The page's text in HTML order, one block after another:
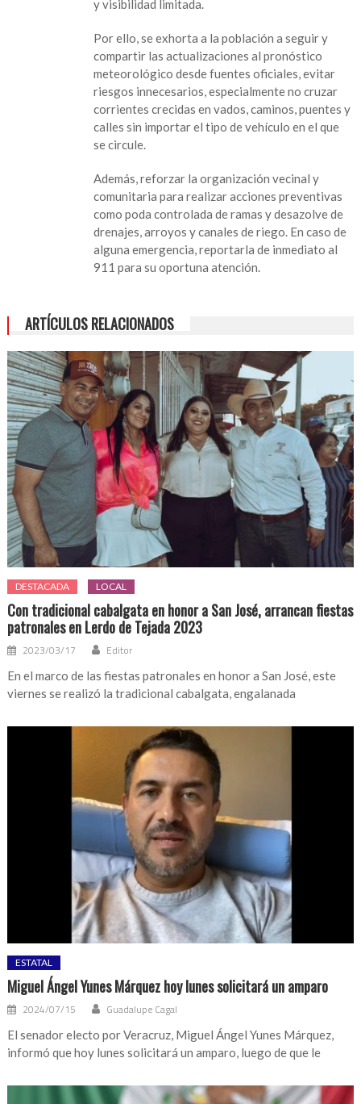
y visibilidad limitada.
Por ello, se exhorta a la población a seguir y
compartir las actualizaciones al pronóstico
meteorológico desde fuentes oficiales, evitar
riesgos innecesarios, especialmente no cruzar
corrientes crecidas en vados, caminos, puentes y
calles sin importar el tipo de vehículo en el que
se circule.
Además, reforzar la organización vecinal y
comunitaria para realizar acciones preventivas
como poda controlada de ramas y desazolve de
drenajes, arroyos y canales de riego. En caso de
alguna emergencia, reportarla de inmediato al
911 para su oportuna atención.
ARTÍCULOS RELACIONADOS
DESTACADA LOCAL
Con tradicional cabalgata en honor a San José, arrancan fiestas
patronales en Lerdo de Tejada 2023
2023/03/17 Editor
En el marco de las fiestas patronales en honor a San José, este
viernes se realizó la tradicional cabalgata, engalanada
ESTATAL
Miguel Ángel Yunes Márquez hoy lunes solicitará un amparo
2024/07/15 Guadalupe Cagal
El senador electo por Veracruz, Miguel Ángel Yunes Márquez,
informó que hoy lunes solicitará un amparo, luego de que le